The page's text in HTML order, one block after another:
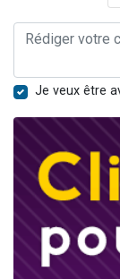
Je veux être